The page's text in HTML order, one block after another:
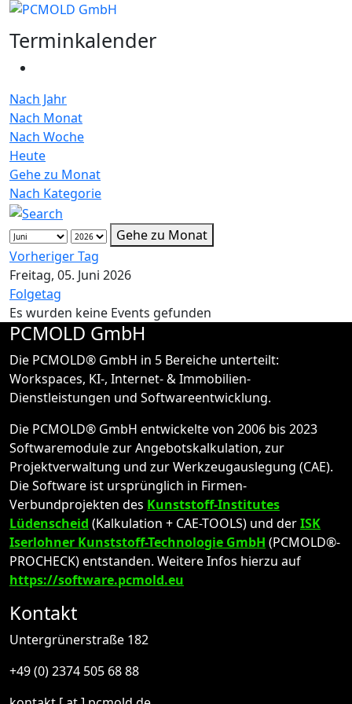
Terminkalender
Nach Jahr
Nach Monat
Nach Woche
Heute
Gehe zu Monat
Nach Kategorie
Gehe zu Monat
Vorheriger Tag
Freitag, 05. Juni 2026
Folgetag
Es wurden keine Events gefunden
PCMOLD GmbH
Die PCMOLD® GmbH in 5 Bereiche unterteilt:
Workspaces, KI-, Internet- & Immobilien-
Dienstleistungen und Softwareentwicklung.
Die PCMOLD® GmbH entwickelte von 2006 bis 2023
Softwaremodule zur Angebotskalkulation, zur
Projektverwaltung und zur Werkzeugauslegung (CAE).
Die Software ist ursprünglich in Firmen-
Verbundprojekten des Kunststoff-Institutes
Lüdenscheid (Kalkulation + CAE-TOOLS) und derISK
Iserlohner Kunststoff-Technologie GmbH (PCMOLD®-
PROCHECK) entstanden. Weitere Infos hierzu auf
https://software.pcmold.eu
Kontakt
Untergrünerstraße 182
+49 (0) 2374 505 68 88